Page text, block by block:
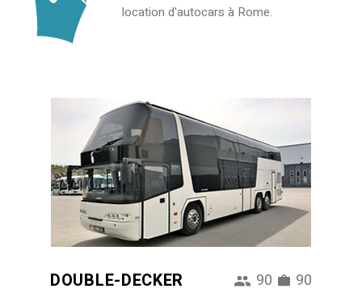
location d'autocars à Rome.
DOUBLE-DECKER 90 90